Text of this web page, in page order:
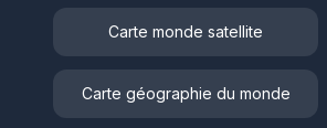
Carte monde satellite
Carte géographie du monde